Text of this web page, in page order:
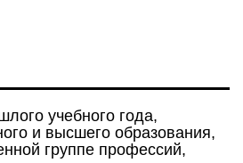
учебного года,
и высшего образования,
группе профессий,